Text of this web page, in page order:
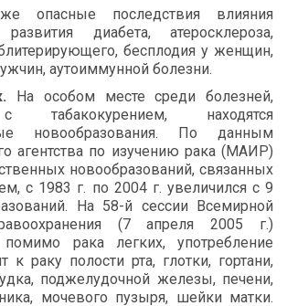
опасные последствия
влияния
развития диабета, атеросклероза,
, бесплодия у женщин,
, аутоиммунной болезни.
. На особом месте среди болезней,
с табакокурением, находятся
новообразования. По
данным
агентства по изучению рака(МАИР)
новообразований, связанных
,с 1983 г. по 2004 г. увеличился с9
. На58-й сессии Всемирной
(7апреля 2005 г.)
помимо рака легких,употребление
к раку полости рта, глотки, гортани,
, поджелудочной железы, печени,
, мочевого пузыря, шейки матки.